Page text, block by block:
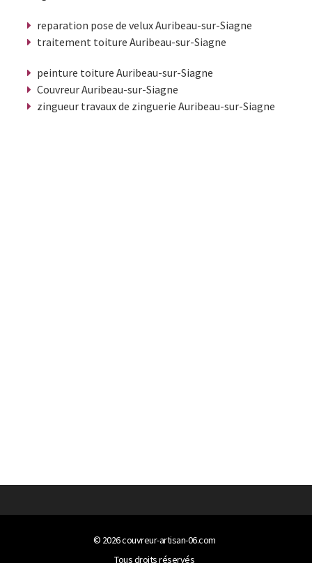
reparation pose de velux Auribeau-sur-Siagne
traitement toiture Auribeau-sur-Siagne
peinture toiture Auribeau-sur-Siagne
Couvreur Auribeau-sur-Siagne
zingueur travaux de zinguerie Auribeau-sur-Siagne
© 2026couvreur-artisan-06.com
Tous droits réservés